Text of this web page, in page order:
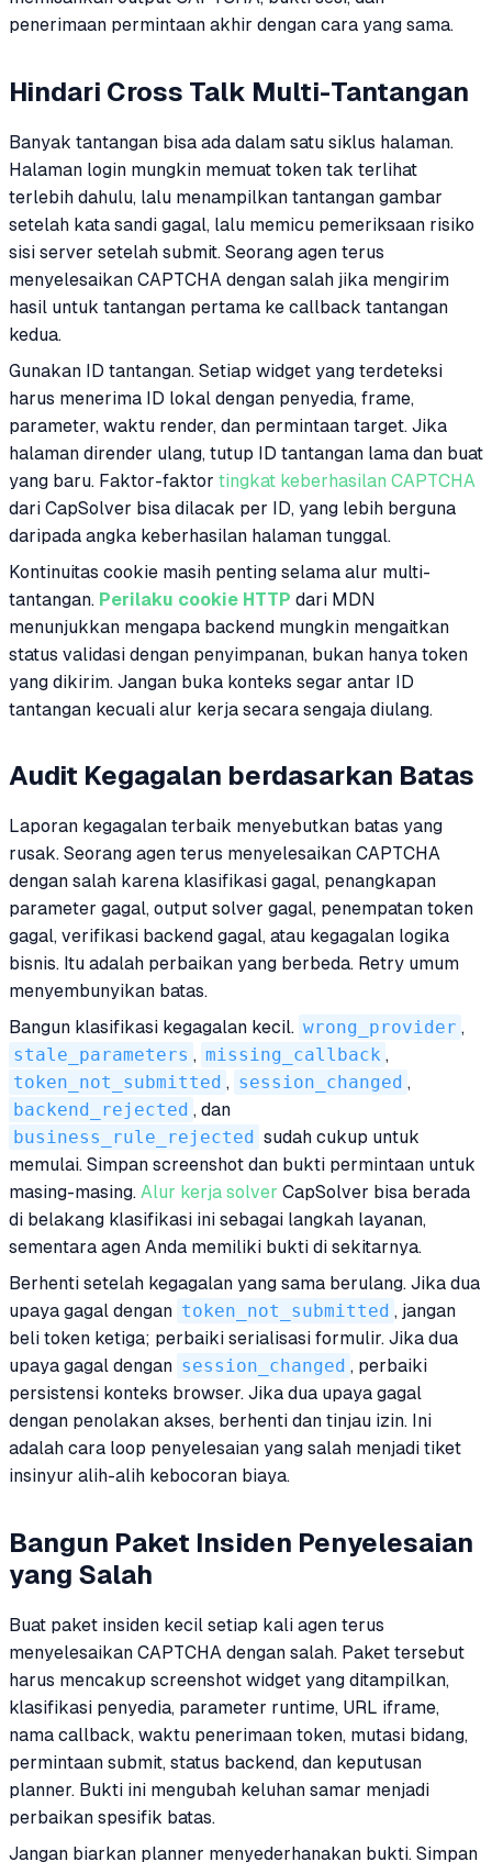
penerimaan permintaan akhir dengan cara yang sama.
Hindari Cross Talk Multi-Tantangan
Banyak tantangan bisa ada dalam satu siklus halaman.
Halaman login mungkin memuat token tak terlihat
terlebih dahulu, lalu menampilkan tantangan gambar
setelah kata sandi gagal, lalu memicu pemeriksaan risiko
sisi server setelah submit. Seorang agen terus
menyelesaikan CAPTCHA dengan salah jika mengirim
hasil untuk tantangan pertama ke callback tantangan
kedua.
Gunakan ID tantangan. Setiap widget yang terdeteksi
harus menerima ID lokal dengan penyedia, frame,
parameter, waktu render, dan permintaan target. Jika
halaman dirender ulang, tutup ID tantangan lama dan buat
yang baru. Faktor-faktor tingkat keberhasilan CAPTCHA
dari CapSolver bisa dilacak per ID, yang lebih berguna
daripada angka keberhasilan halaman tunggal.
Kontinuitas cookie masih penting selama alur multi-
tantangan. Perilaku cookie HTTP dari MDN
menunjukkan mengapa backend mungkin mengaitkan
status validasi dengan penyimpanan, bukan hanya token
yang dikirim. Jangan buka konteks segar antar ID
tantangan kecuali alur kerja secara sengaja diulang.
Audit Kegagalan berdasarkan Batas
Laporan kegagalan terbaik menyebutkan batas yang
rusak. Seorang agen terus menyelesaikan CAPTCHA
dengan salah karena klasifikasi gagal, penangkapan
parameter gagal, output solver gagal, penempatan token
gagal, verifikasi backend gagal, atau kegagalan logika
bisnis. Itu adalah perbaikan yang berbeda. Retry umum
menyembunyikan batas.
Bangun klasifikasi kegagalan kecil. wrong_provider ,
stale_parameters , missing_callback ,
token_not_submitted , session_changed ,
backend_rejected , dan
business_rule_rejected sudah cukup untuk
memulai. Simpan screenshot dan bukti permintaan untuk
masing-masing. Alur kerja solver CapSolver bisa berada
di belakang klasifikasi ini sebagai langkah layanan,
sementara agen Anda memiliki bukti di sekitarnya.
Berhenti setelah kegagalan yang sama berulang. Jika dua
upaya gagal dengan token_not_submitted , jangan
beli token ketiga; perbaiki serialisasi formulir. Jika dua
upaya gagal dengan session_changed , perbaiki
persistensi konteks browser. Jika dua upaya gagal
dengan penolakan akses, berhenti dan tinjau izin. Ini
adalah cara loop penyelesaian yang salah menjadi tiket
insinyur alih-alih kebocoran biaya.
Bangun Paket Insiden Penyelesaian
yang Salah
Buat paket insiden kecil setiap kali agen terus
menyelesaikan CAPTCHA dengan salah. Paket tersebut
harus mencakup screenshot widget yang ditampilkan,
klasifikasi penyedia, parameter runtime, URL iframe,
nama callback, waktu penerimaan token, mutasi bidang,
permintaan submit, status backend, dan keputusan
planner. Bukti ini mengubah keluhan samar menjadi
perbaikan spesifik batas.
Jangan biarkan planner menyederhanakan bukti. Simpan